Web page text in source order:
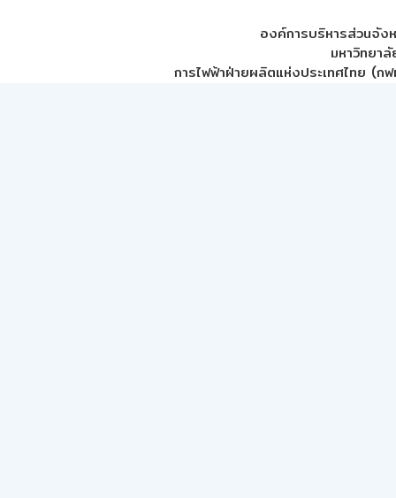
องค์การบริหารส่วนจัง
มหาวิทยา
การไฟฟ้าฝ่ายผลิตแห่งประเทศไทย (กฟ